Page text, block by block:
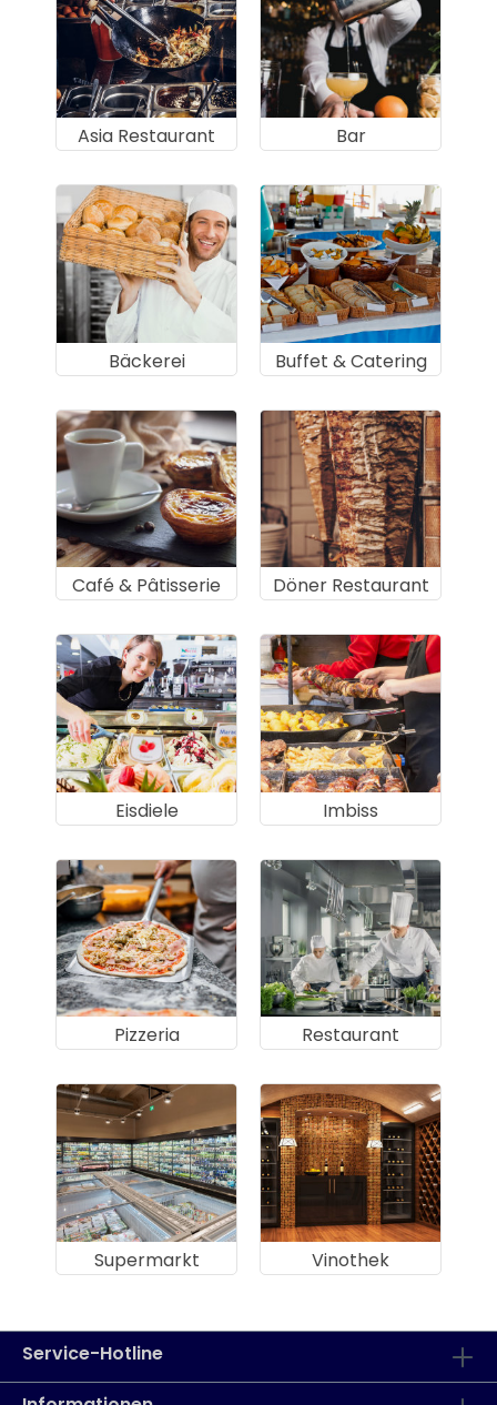
Asia Restaurant Bar
Bäckerei Buffet & Catering
Café & Pâtisserie Döner Restaurant
Eisdiele Imbiss
Pizzeria Restaurant
Supermarkt Vinothek
Service-Hotline